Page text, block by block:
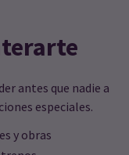
antes que nadie a
especiales.
y obras